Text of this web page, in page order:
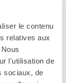
le contenu
relatives aux
l'utilisation de
sociaux, de
dell’Institut